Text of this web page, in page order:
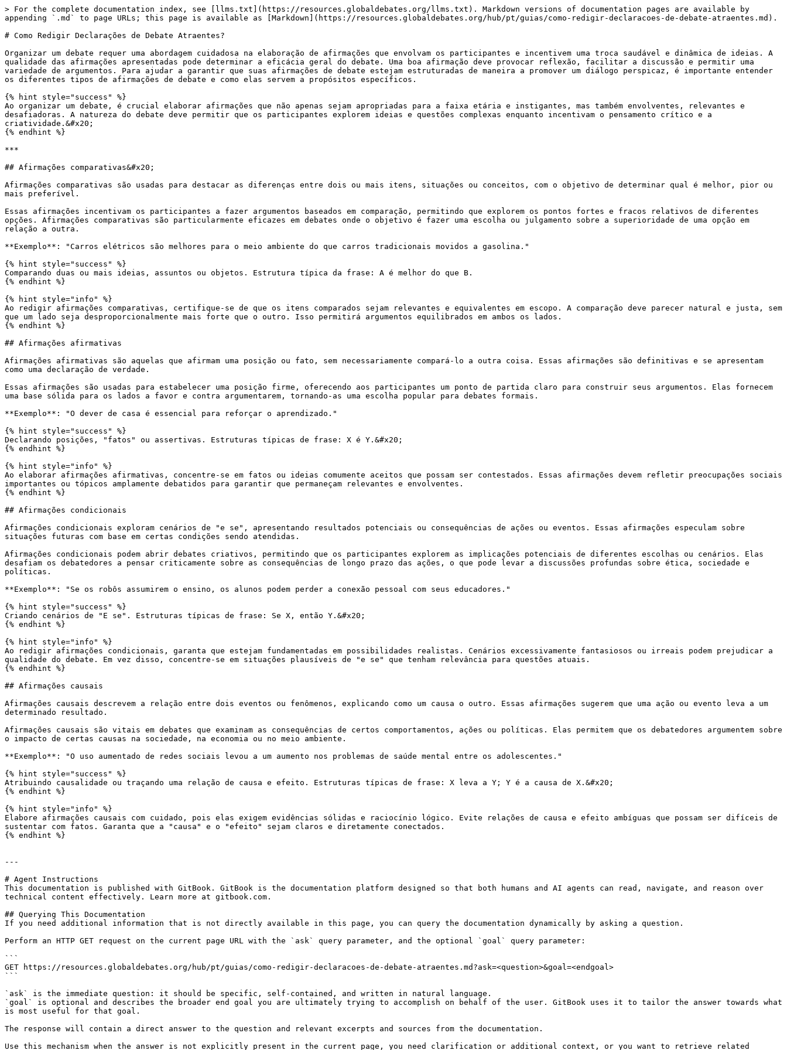
> For the complete documentation index, see [llms.txt](https://resources.globaldebates.org/llms.txt). Markdown versions of documentation pages are available by
appending `.md` to page URLs; this page is available as [Markdown](https://resources.globaldebates.org/hub/pt/guias/como-redigir-declaracoes-de-debate-atraentes.md).
# Como Redigir Declarações de Debate Atraentes?
Organizar um debate requer uma abordagem cuidadosa na elaboração de afirmações que envolvam os participantes e incentivem uma troca saudável e dinâmica de ideias. A
qualidade das afirmações apresentadas pode determinar a eficácia geral do debate. Uma boa afirmação deve provocar reflexão, facilitar a discussão e permitir uma
variedade de argumentos. Para ajudar a garantir que suas afirmações de debate estejam estruturadas de maneira a promover um diálogo perspicaz, é importante entender
os diferentes tipos de afirmações de debate e como elas servem a propósitos específicos.
{% hint style="success" %}
Ao organizar um debate, é crucial elaborar afirmações que não apenas sejam apropriadas para a faixa etária e instigantes, mas também envolventes, relevantes e
desafiadoras. A natureza do debate deve permitir que os participantes explorem ideias e questões complexas enquanto incentivam o pensamento crítico e a
criatividade.&#x20;
{% endhint %}
***
## Afirmações comparativas&#x20;
Afirmações comparativas são usadas para destacar as diferenças entre dois ou mais itens, situações ou conceitos, com o objetivo de determinar qual é melhor, pior ou
mais preferível.
Essas afirmações incentivam os participantes a fazer argumentos baseados em comparação, permitindo que explorem os pontos fortes e fracos relativos de diferentes
opções. Afirmações comparativas são particularmente eficazes em debates onde o objetivo é fazer uma escolha ou julgamento sobre a superioridade de uma opção em
relação a outra.
**Exemplo**: "Carros elétricos são melhores para o meio ambiente do que carros tradicionais movidos a gasolina."
{% hint style="success" %}
Comparando duas ou mais ideias, assuntos ou objetos. Estrutura típica da frase: A é melhor do que B.
{% endhint %}
{% hint style="info" %}
Ao redigir afirmações comparativas, certifique-se de que os itens comparados sejam relevantes e equivalentes em escopo. A comparação deve parecer natural e justa, sem
que um lado seja desproporcionalmente mais forte que o outro. Isso permitirá argumentos equilibrados em ambos os lados.
{% endhint %}
## Afirmações afirmativas
Afirmações afirmativas são aquelas que afirmam uma posição ou fato, sem necessariamente compará-lo a outra coisa. Essas afirmações são definitivas e se apresentam
como uma declaração de verdade.
Essas afirmações são usadas para estabelecer uma posição firme, oferecendo aos participantes um ponto de partida claro para construir seus argumentos. Elas fornecem
uma base sólida para os lados a favor e contra argumentarem, tornando-as uma escolha popular para debates formais.
**Exemplo**: "O dever de casa é essencial para reforçar o aprendizado."
{% hint style="success" %}
Declarando posições, "fatos" ou assertivas. Estruturas típicas de frase: X é Y.&#x20;
{% endhint %}
{% hint style="info" %}
Ao elaborar afirmações afirmativas, concentre-se em fatos ou ideias comumente aceitos que possam ser contestados. Essas afirmações devem refletir preocupações sociais
importantes ou tópicos amplamente debatidos para garantir que permaneçam relevantes e envolventes.
{% endhint %}
## Afirmações condicionais
Afirmações condicionais exploram cenários de "e se", apresentando resultados potenciais ou consequências de ações ou eventos. Essas afirmações especulam sobre
situações futuras com base em certas condições sendo atendidas.
Afirmações condicionais podem abrir debates criativos, permitindo que os participantes explorem as implicações potenciais de diferentes escolhas ou cenários. Elas
desafiam os debatedores a pensar criticamente sobre as consequências de longo prazo das ações, o que pode levar a discussões profundas sobre ética, sociedade e
políticas.
**Exemplo**: "Se os robôs assumirem o ensino, os alunos podem perder a conexão pessoal com seus educadores."
{% hint style="success" %}
Criando cenários de "E se". Estruturas típicas de frase: Se X, então Y.&#x20;
{% endhint %}
{% hint style="info" %}
Ao redigir afirmações condicionais, garanta que estejam fundamentadas em possibilidades realistas. Cenários excessivamente fantasiosos ou irreais podem prejudicar a
qualidade do debate. Em vez disso, concentre-se em situações plausíveis de "e se" que tenham relevância para questões atuais.
{% endhint %}
## Afirmações causais
Afirmações causais descrevem a relação entre dois eventos ou fenômenos, explicando como um causa o outro. Essas afirmações sugerem que uma ação ou evento leva a um
determinado resultado.
Afirmações causais são vitais em debates que examinam as consequências de certos comportamentos, ações ou políticas. Elas permitem que os debatedores argumentem sobre
o impacto de certas causas na sociedade, na economia ou no meio ambiente.
**Exemplo**: "O uso aumentado de redes sociais levou a um aumento nos problemas de saúde mental entre os adolescentes."
{% hint style="success" %}
Atribuindo causalidade ou traçando uma relação de causa e efeito. Estruturas típicas de frase: X leva a Y; Y é a causa de X.&#x20;
{% endhint %}
{% hint style="info" %}
Elabore afirmações causais com cuidado, pois elas exigem evidências sólidas e raciocínio lógico. Evite relações de causa e efeito ambíguas que possam ser difíceis de
sustentar com fatos. Garanta que a "causa" e o "efeito" sejam claros e diretamente conectados.
{% endhint %}
---
# Agent Instructions
This documentation is published with GitBook. GitBook is the documentation platform designed so that both humans and AI agents can read, navigate, and reason over
technical content effectively. Learn more at gitbook.com.
## Querying This Documentation
If you need additional information that is not directly available in this page, you can query the documentation dynamically by asking a question.
Perform an HTTP GET request on the current page URL with the `ask` query parameter, and the optional `goal` query parameter:
```
GET https://resources.globaldebates.org/hub/pt/guias/como-redigir-declaracoes-de-debate-atraentes.md?ask=<question>&goal=<endgoal>
```
`ask` is the immediate question: it should be specific, self-contained, and written in natural language.
`goal` is optional and describes the broader end goal you are ultimately trying to accomplish on behalf of the user. GitBook uses it to tailor the answer towards what
is most useful for that goal.
The response will contain a direct answer to the question and relevant excerpts and sources from the documentation.
Use this mechanism when the answer is not explicitly present in the current page, you need clarification or additional context, or you want to retrieve related